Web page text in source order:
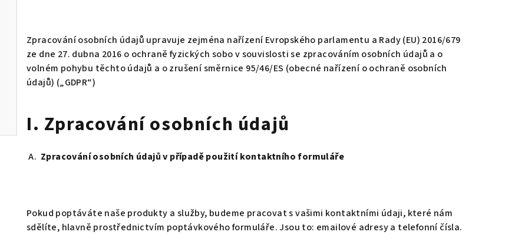
Zpracování osobních údajů upravuje zejména nařízení Evropského parlamentu a Rady (EU) 2016/679
ze dne 27. dubna 2016 o ochraně fyzických sobo v souvislosti se zpracováním osobních údajů a o
volném pohybu těchto údajů a o zrušení směrnice 95/46/ES (obecné nařízení o ochraně osobních
údajů) („GDPR“)
I. Zpracování osobních údajů
A. Zpracování osobních údajů v případě použití kontaktního formuláře
Pokud poptáváte naše produkty a služby, budeme pracovat s vašimi kontaktními údaji, které nám
sdělíte, hlavně prostřednictvím poptávkového formuláře. Jsou to: emailové adresy a telefonní čísla.